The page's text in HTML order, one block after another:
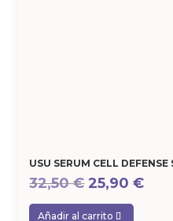
USU SERUM CELL
32,50€ El
precio
25,90€El
Añadir al carrito